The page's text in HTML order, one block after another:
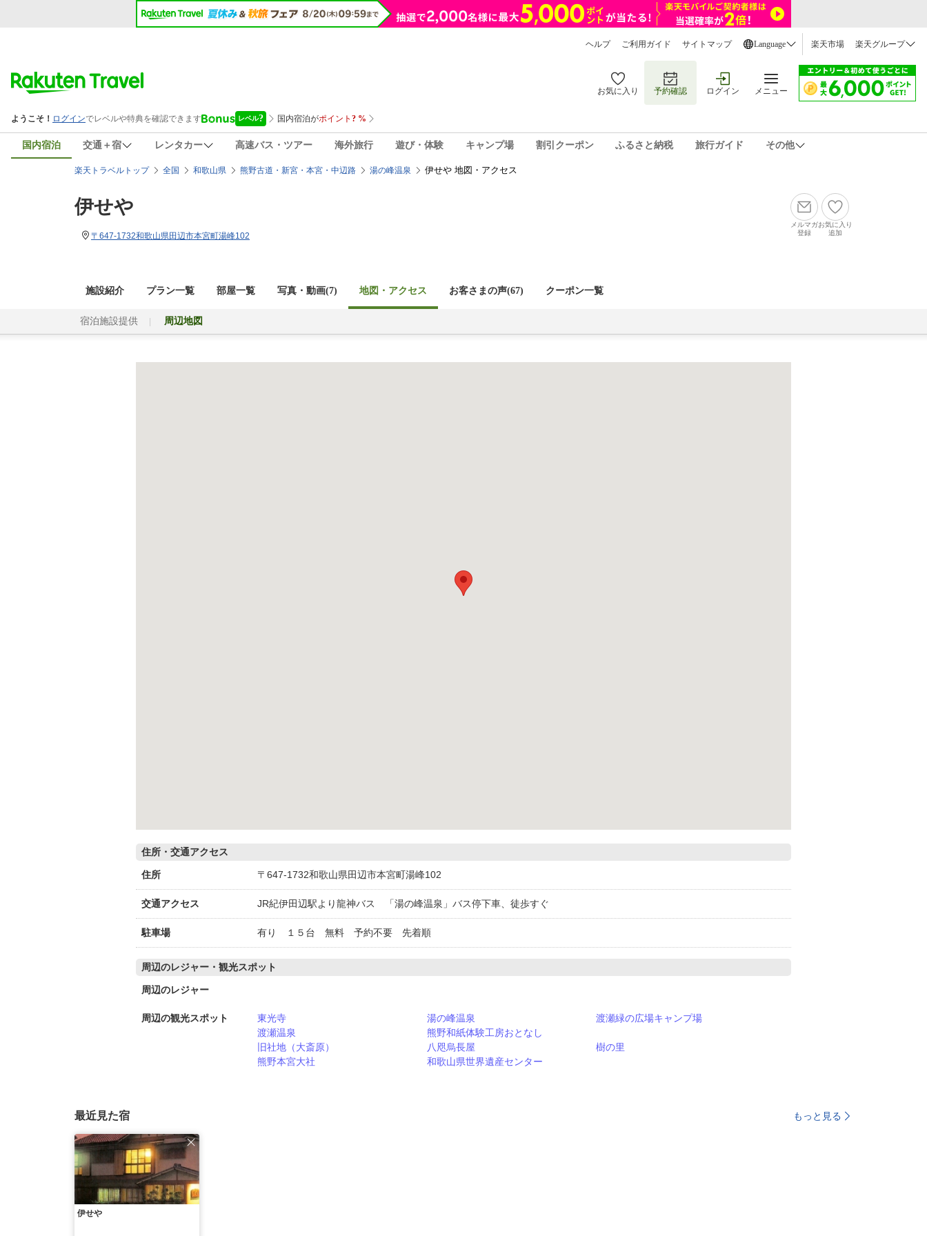
ヘルプ ご利用ガイド サイトマップ Language 楽天市場 楽天グループ
お気に入り 予約確認 ログイン メニュー
国内宿泊 交通＋宿 レンタカー 高速バス・ツアー 海外旅行 遊び・体験 キャンプ場 割引クーポン ふるさと納税 旅行ガイド その他
楽天トラベルトップ 全国 和歌山県 熊野古道・新宮・本宮・中辺路 湯の峰温泉 伊せや 地図・アクセス
伊せや
〒647-1732和歌山県田辺市本宮町湯峰102
メルマガ
登録
お気に入り
追加
施設紹介 プラン一覧 部屋一覧 写真・動画(7) 地図・アクセス お客さまの声(67) クーポン一覧
宿泊施設提供 周辺地図
住所・交通アクセス
住所 〒647-1732和歌山県田辺市本宮町湯峰102
交通アクセス JR紀伊田辺駅より龍神バス 「湯の峰温泉」バス停下車、徒歩すぐ
駐車場 有り １５台 無料 予約不要 先着順
周辺のレジャー・観光スポット
周辺のレジャー
周辺の観光スポット 東光寺 湯の峰温泉
渡瀬緑の広場キャンプ場
渡瀬温泉
熊野和紙体験工房おとなし
旧社地（大斎原）
八咫烏長屋
樹の里
熊野本宮大社
和歌山県世界遺産センター
最近見た宿 もっと見る
伊せや